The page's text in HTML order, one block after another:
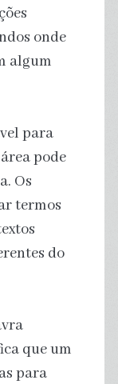
onde
algum
para
pode
Os
termos
do
que um
para